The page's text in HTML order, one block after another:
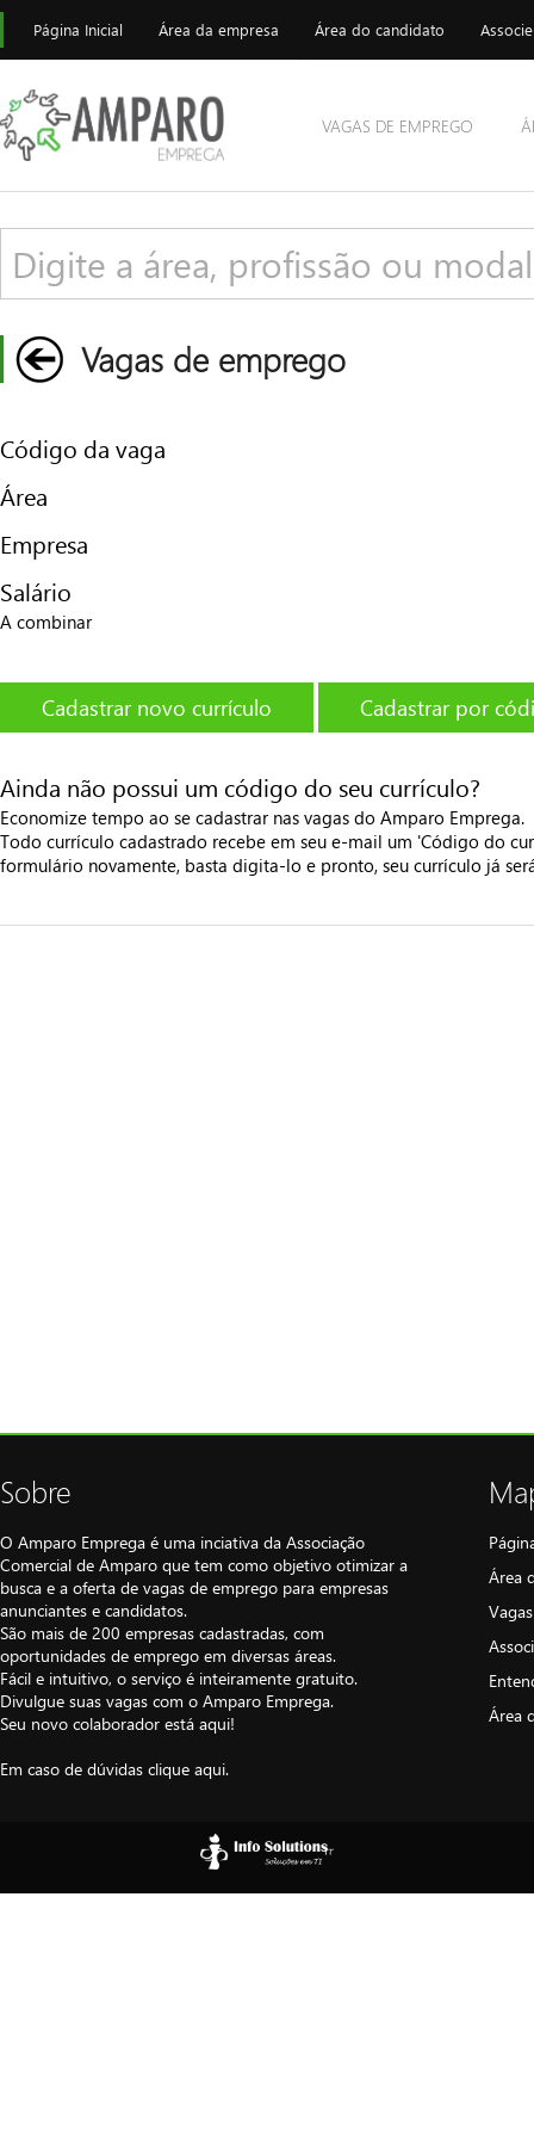
Página Inicial Área da empresa Área do candidato
VAGAS DE EMPREGO
Vagas de emprego
Código da vaga
Área
Empresa
Salário
A combinar
Cadastrar novo currículo Cadastrar por
Ainda não possui um código do seu currículo?
Economize tempo ao se cadastrar nas vagas do Amparo Emprega.
Todo currículo cadastrado recebe em seu e-mail um 'Código do
formulário novamente, basta digita-lo e pronto, seu currículo já
Sobre
O Amparo Emprega é uma inciativa da Associação
Comercial de Amparo que tem como objetivo otimizar a
busca e a oferta de vagas de emprego para empresas
anunciantes e candidatos.
São mais de 200 empresas cadastradas, com
oportunidades de emprego em diversas áreas.
Fácil e intuitivo, o serviço é inteiramente gratuito.
Divulgue suas vagas com o Amparo Emprega.
Seu novo colaborador está aqui!
Em caso de dúvidas clique aqui.
Área
Área